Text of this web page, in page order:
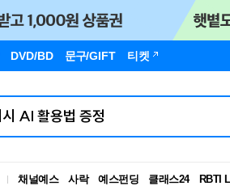
DVD/BD 문구/GIFT 티켓
채널예스 사락 예스펀딩 클래스24
독서유